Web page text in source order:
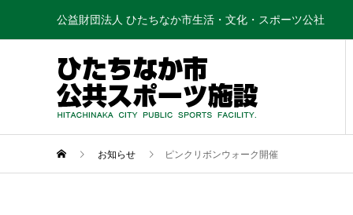
公益財団法人 ひたちなか市生活・文化・スポーツ公社
お知らせ ピンクリボンウォーク開催